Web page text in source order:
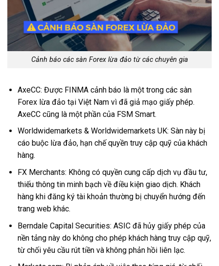
Cảnh báo các sàn Forex lừa đảo từ các chuyên gia
AxeCC: Được FINMA cảnh báo là một trong các sàn
Forex lừa đảo tại Việt Nam vì đã giả mạo giấy phép.
AxeCC cũng là một phần của FSM Smart.
Worldwidemarkets & Worldwidemarkets UK: Sàn này bị
cáo buộc lừa đảo, hạn chế quyền truy cập quỹ của khách
hàng.
FX Merchants: Không có quyền cung cấp dịch vụ đầu tư,
thiếu thông tin minh bạch về điều kiện giao dịch. Khách
hàng khi đăng ký tài khoản thường bị chuyển hướng đến
trang web khác.
Berndale Capital Securities: ASIC đã hủy giấy phép của
nền tảng này do không cho phép khách hàng truy cập quỹ,
từ chối yêu cầu rút tiền và không phản hồi liên lạc.